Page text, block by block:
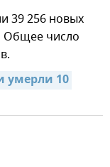
39 256 новых
Общее число
умерли 10